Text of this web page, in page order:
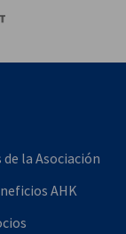
la Asociación
AHK